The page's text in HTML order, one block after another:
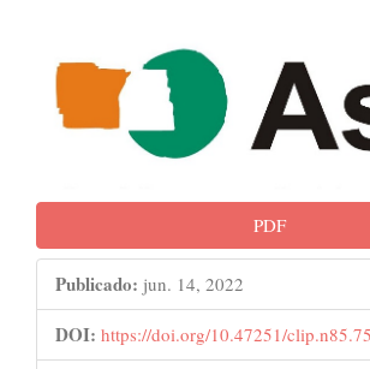
lateral
del
artículo
PDF
Publicado: jun. 14, 2022
DOI: https://doi.org/10.47251/clip.n85.75